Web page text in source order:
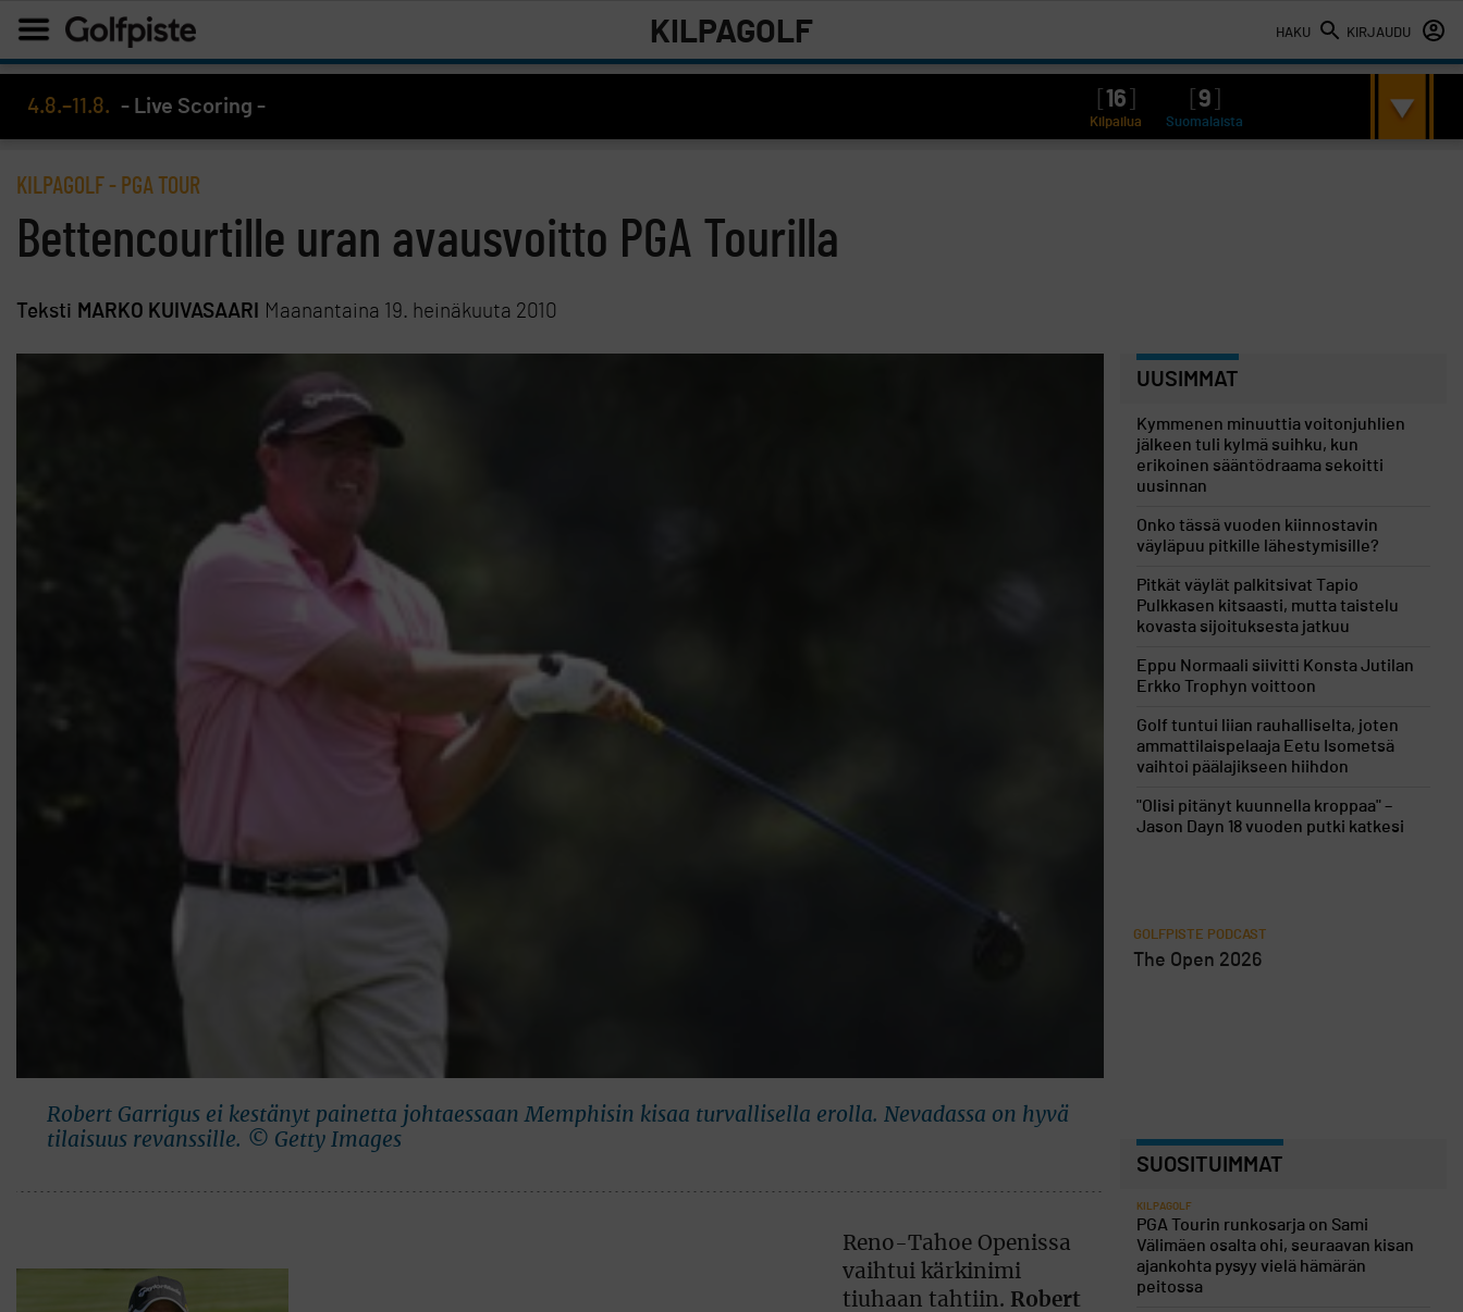
HAKU KIRJAUDU
KILPAGOLF
4.8.–11.8. - Live Scoring - 16 9
Kilpailua Suomalaista
KILPAGOLF - PGA TOUR
Bettencourtille uran avausvoitto PGA Tourilla
Teksti MARKO KUIVASAARI Maanantaina 19. heinäkuuta 2010
Robert Garrigus ei kestänyt painetta johtaessaan Memphisin kisaa turvallisella erolla. Nevadassa on hyvä
tilaisuus revanssille. © Getty Images
Reno-Tahoe Openissa
vaihtui kärkinimi
tiuhaan tahtiin. Robert
UUSIMMAT
Kymmenen minuuttia voitonjuhlien
jälkeen tuli kylmä suihku, kun
erikoinen sääntödraama sekoitti
uusinnan
Onko tässä vuoden kiinnostavin
väyläpuu pitkille lähestymisille?
Pitkät väylät palkitsivat Tapio
Pulkkasen kitsaasti, mutta taistelu
kovasta sijoituksesta jatkuu
Eppu Normaali siivitti Konsta Jutilan
Erkko Trophyn voittoon
Golf tuntui liian rauhalliselta, joten
ammattilaispelaaja Eetu Isometsä
vaihtoi päälajikseen hiihdon
"Olisi pitänyt kuunnella kroppaa" –
Jason Dayn 18 vuoden putki katkesi
GOLFPISTE PODCAST
The Open 2026
SUOSITUIMMAT
KILPAGOLF
PGA Tourin runkosarja on Sami
Välimäen osalta ohi, seuraavan kisan
ajankohta pysyy vielä hämärän
peitossa